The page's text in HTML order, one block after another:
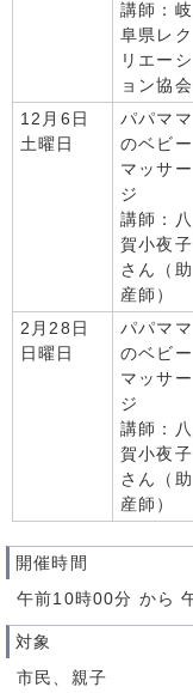
講師：岐
阜県レク
リエーシ
ョン協会
12月6日
土曜日
パパママ
のベビー
マッサー
ジ
講師：八
賀小夜子
さん（助
産師）
2月28日
日曜日
パパママ
のベビー
マッサー
ジ
講師：八
賀小夜子
さん（助
産師）
開催時間
午前10時00分 から
対象
市民、親子